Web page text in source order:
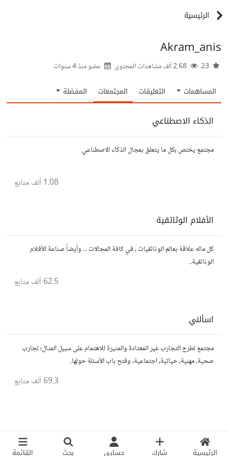
الرئيسية شارك حسابي بحث القائمة
الرئيسية
Akram_anis
عضو منذ4 سنوات
المساهمات التعليقات المجتمعات المفضلة
الذكاء الاصطناعي
مجتمع يختص بكل ما يتعلق بمجال الذكاء الاصطناعي
1.08 ألف متابع
الأفلام الوثائقية
كل ماله علاقة بعالم الوثائقيات ، في كافة المجالات .. وأيضاً صناعة الأفلام
الوثائقية..
62.5 ألف متابع
اسألني
مجتمع لطرح التجارب غير المعتادة والمثيرة للاهتمام على سبيل المثال؛ تجارب
صحية، مهنية، حياتية، اجتماعية، وفتح باب الأسئلة حولها.
69.3 ألف متابع